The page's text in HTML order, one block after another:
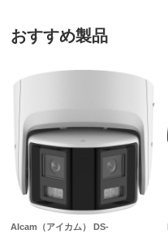
おすすめ製品
AIcam（アイカム） DS-